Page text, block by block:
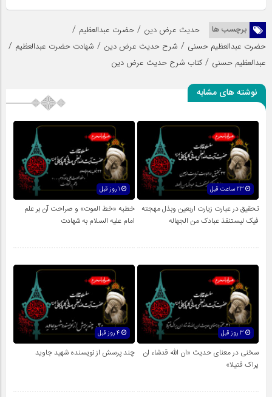
برچسب ها حدیث عرض دین / حضرت عبدالعظیم /
حضرت عبدالعظیم حسنی / شرح حدیث عرض دین / شهادت حضرت عبدالعظیم /
عبدالعظیم حسنی /کتاب شرح حدیث عرض دین
نوشته های مشابه
23 ساعت قبل
تحقیق در عبارت زیارت اربعین وبذل مهجته
فیک لیستنقذ عبادک من الجهاله
خطبه «خط الموت» و صراحت آن بر علم
امام علیه السلام به شهادت
3 روز قبل
سخنی در معنای حدیث «ان الله قدشاء ان
یراک قتیلا»
چند پرسش از نویسنده شهید جاوید